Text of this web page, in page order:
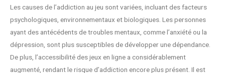
Les causes de l’addiction au jeu sont variées, incluant des facteurs
psychologiques, environnementaux et biologiques. Les personnes
ayant des antécédents de troubles mentaux, comme l’anxiété ou la
dépression, sont plus susceptibles de développer une dépendance.
De plus, l’accessibilité des jeux en ligne a considérablement
augmenté, rendant le risque d’addiction encore plus présent. Il est